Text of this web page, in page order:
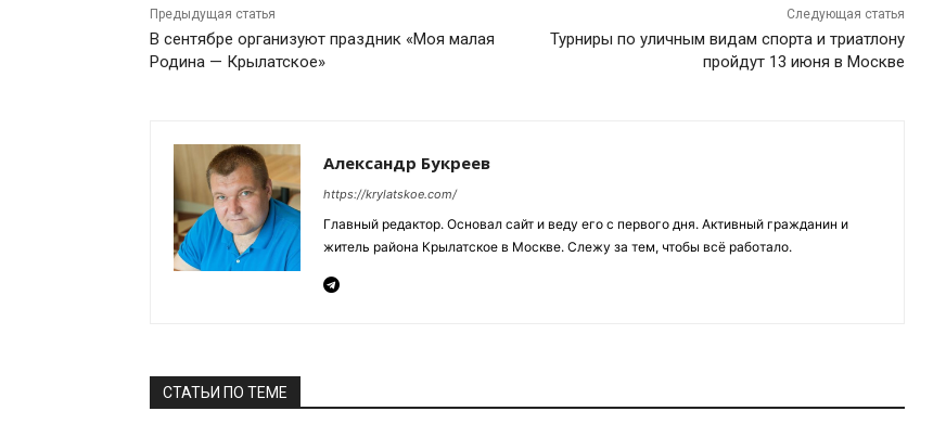
Предыдущая статья
В сентябре организуют праздник «Моя малая
Родина — Крылатское»
Следующая статья
Турниры по уличным видам спорта и триатлону
пройдут 13 июня в Москве
Александр Букреев
https://krylatskoe.com/
Главный редактор. Основал сайт и веду его с первого дня. Активный гражданин и
житель района Крылатское в Москве. Слежу за тем, чтобы всё работало.
СТАТЬИ ПО ТЕМЕ